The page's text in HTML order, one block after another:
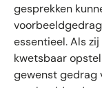
gesprekken
essentieel. Als
kwetsbaar
gewenst gedrag